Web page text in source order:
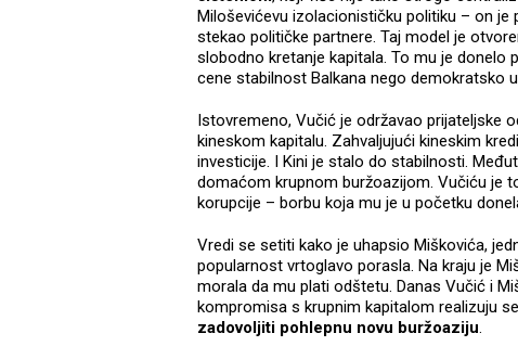
Miloševićevu izolacionističku politiku – on
stekao političke partnere. Taj model je
slobodno kretanje kapitala. To mu je donelo
cene stabilnost Balkana nego demokratsko
Istovremeno, Vučić je održavao prijateljske
kineskom kapitalu. Zahvaljujući kineskim
investicije. I Kini je stalo do stabilnosti.
domaćom krupnom buržoazijom. Vučiću je
korupcije – borbu koja mu je u početku
Vredi se setiti kako je uhapsio Miškovića,
popularnost vrtoglavo porasla. Na kraju je
morala da mu plati odštetu. Danas Vučić i
kompromisa s krupnim kapitalom realizuju
zadovoljiti pohlepnu novu buržoaziju.